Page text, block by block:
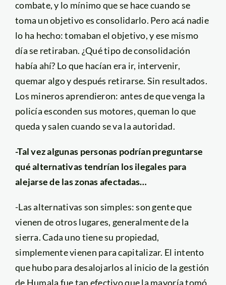
combate, y lo mínimo que se hace cuando se
toma un objetivo es consolidarlo. Pero acá nadie
lo ha hecho: tomaban el objetivo, y ese mismo
día se retiraban. ¿Qué tipo de consolidación
había ahí? Lo que hacían era ir, intervenir,
quemar algo y después retirarse. Sin resultados.
Los mineros aprendieron: antes de que venga la
policía esconden sus motores, queman lo que
queda y salen cuando se va la autoridad.
-Tal vez algunas personas podrían preguntarse
qué alternativas tendrían los ilegales para
alejarse de las zonas afectadas…
-Las alternativas son simples: son gente que
vienen de otros lugares, generalmente de la
sierra. Cada uno tiene su propiedad,
simplemente vienen para capitalizar. El intento
que hubo para desalojarlos al inicio de la gestión
de Humala fue tan efectivo que la mayoría tomó